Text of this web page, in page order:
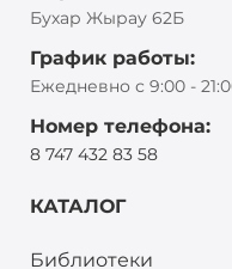
Бухар Жырау 62Б
График работы:
Ежедневно с 9:00 -
Номер телефона:
8 747 432 83 58
КАТАЛОГ
Библиотеки